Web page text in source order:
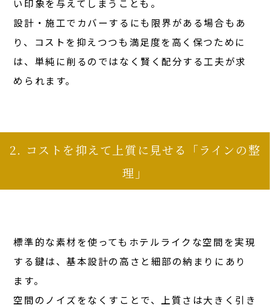
い印象を与えてしまうことも。
設計・施工でカバーするにも限界がある場合もあ
り、コストを抑えつつも満足度を高く保つために
は、単純に削るのではなく賢く配分する工夫が求
められます。
2. コストを抑えて上質に見せる「ラインの整
理」
標準的な素材を使ってもホテルライクな空間を実現
する鍵は、基本設計の高さと細部の納まりにあり
ます。
空間のノイズをなくすことで、上質さは大きく引き